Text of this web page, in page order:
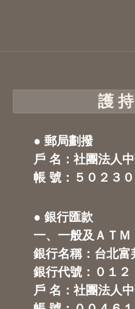
護
● 郵局劃撥
戶 名：社團法人
帳 號：５０２３
● 銀行匯款
一、一般及ＡＴＭ
銀行名稱：台北富
銀行代號：０１２
戶 名：社團法人